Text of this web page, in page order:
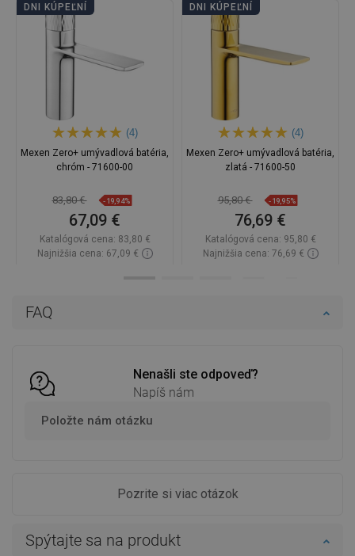
FAQ
Nenašli ste odpoveď?
Napíš nám
Položte nám otázku
Pozrite si viac otázok
Spýtajte sa na produkt
DNI KÚPEĽNÍ
(4)
Mexen Zero+ umývadlová batéria,
chróm - 71600-00
83,80 € -19,94%
67,09 €
Katalógová cena: 83,80 €
Najnižšia cena: 67,09 €
DNI KÚPEĽNÍ
(4)
Mexen Zero+ umývadlová batéria,
zlatá - 71600-50
95,80 € -19,95%
76,69 €
Katalógová cena: 95,80 €
Najnižšia cena: 76,69 €